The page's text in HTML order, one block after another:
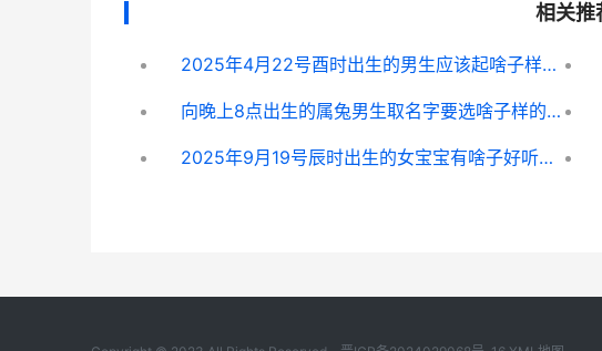
相关推
2025年4月22号酉时出生的男生应该起啥子样的名字 2025年4月22日出生是什么命
向晚上8点出生的属兔男生取名字要选啥子样的字合适 晚上8点40出生
2025年9月19号辰时出生的女宝宝有啥子好听的名字 2025年9月19日阳历是多少